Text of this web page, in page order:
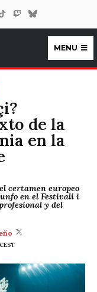
MENU
de la
en la
certamen europeo
en el Festivali i
y del